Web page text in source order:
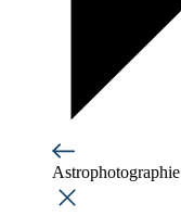
Astrophotographie